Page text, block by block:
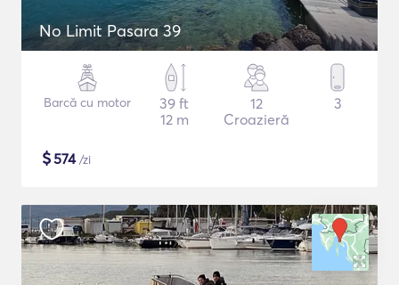
No Limit Pasara 39
Barcă cu motor
39 ft
12 m
12
Croazieră
3
$574/zi